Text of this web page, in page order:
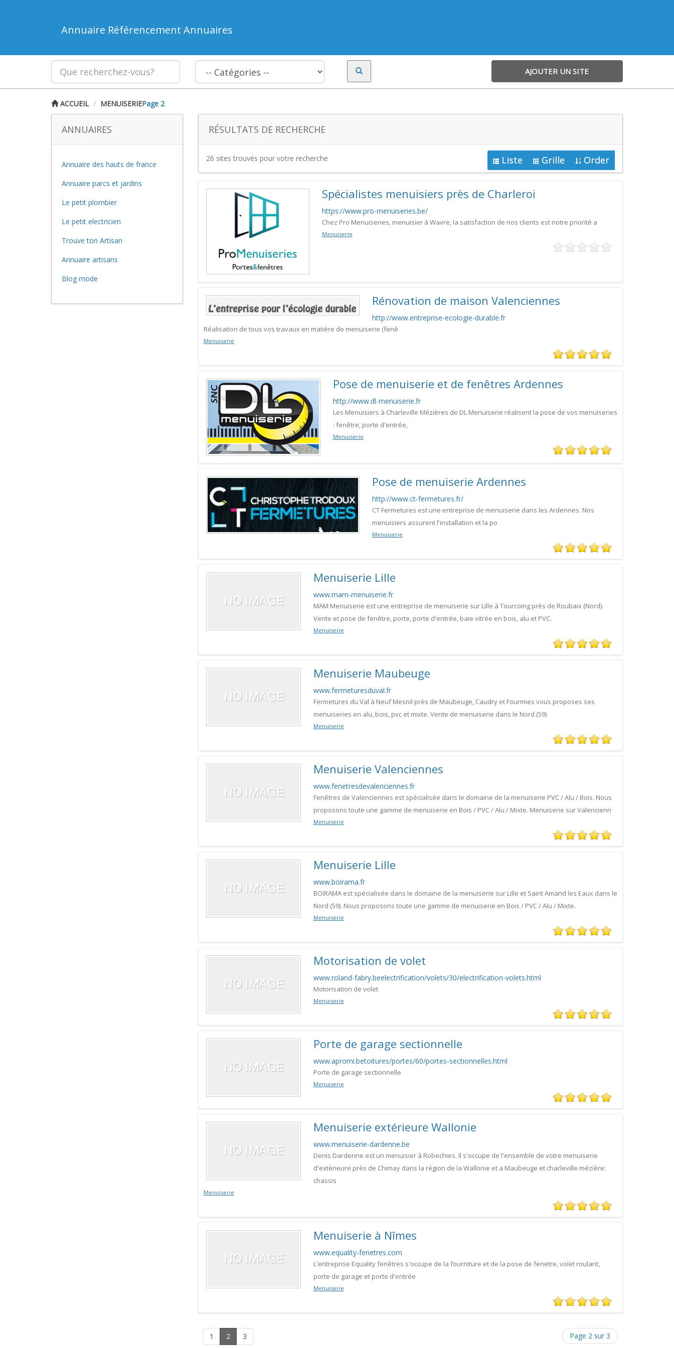
Annuaire Référencement Annuaires
AJOUTER UN SITE
ACCUEIL MENUISERIEPage 2
ANNUAIRES
Annuaire des hauts de france
Annuaire parcs et jardins
Le petit plombier
Le petit electricien
Trouve ton Artisan
Annuaire artisans
Blog mode
RÉSULTATS DE RECHERCHE
26 sites trouvés pour votre recherche Liste Grille Order
Spécialistes menuisiers près de Charleroi
https://www.pro-menuiseries.be/
Chez Pro Menuiseries, menuisier à Wavre, la satisfaction de nos clients est notre priorité a
Menuiserie
Rénovation de maison Valenciennes
http://www.entreprise-ecologie-durable.fr
Réalisation de tous vos travaux en matière de menuiserie (fenê
Menuiserie
Pose de menuiserie et de fenêtres Ardennes
http://www.dl-menuiserie.fr
Les Menuisiers à Charleville Mézières de DL Menuiserie réalisent la pose de vos menuiseries
: fenêtre, porte d'entrée,
Menuiserie
Pose de menuiserie Ardennes
http://www.ct-fermetures.fr/
CT Fermetures est une entreprise de menuiserie dans les Ardennes. Nos
menuisiers assurent l'installation et la po
Menuiserie
Menuiserie Lille
www.mam-menuiserie.fr
MAM Menuiserie est une entreprise de menuiserie sur Lille à Tourcoing près de Roubaix (Nord).
Vente et pose de fenêtre, porte, porte d'entrée, baie vitrée en bois, alu et PVC.
Menuiserie
Menuiserie Maubeuge
www.fermeturesduval.fr
Fermetures du Val à Neuf Mesnil près de Maubeuge, Caudry et Fourmies vous proposes ses
menuiseries en alu, bois, pvc et mixte. Vente de menuiserie dans le Nord (59)
Menuiserie
Menuiserie Valenciennes
www.fenetresdevalenciennes.fr
Fenêtres de Valenciennes est spécialisée dans le domaine de la menuiserie PVC / Alu / Bois. Nous
proposons toute une gamme de menuiserie en Bois / PVC / Alu / Mixte. Menuiserie sur Valencienn
Menuiserie
Menuiserie Lille
www.boirama.fr
BOIRAMA est spécialisée dans le domaine de la menuiserie sur Lille et Saint Amand les Eaux dans le
Nord (59). Nous proposons toute une gamme de menuiserie en Bois / PVC / Alu / Mixte.
Menuiserie
Motorisation de volet
www.roland-fabry.beelectrification/volets/30/electrification-volets.html
Motorisation de volet
Menuiserie
Porte de garage sectionnelle
www.apromi.betoitures/portes/60/portes-sectionnelles.html
Porte de garage sectionnelle
Menuiserie
Menuiserie extérieure Wallonie
www.menuiserie-dardenne.be
Denis Dardenne est un menuisier à Robechies. Il s'occupe de l'ensemble de votre menuiserie
d'extérieure près de Chimay dans la région de la Wallonie et a Maubeuge et charleville mézière:
chassis
Menuiserie
Menuiserie à Nîmes
www.equality-fenetres.com
L'entreprise Equality fenêtres s'occupe de la fourniture et de la pose de fenetre, volet roulant,
porte de garage et porte d'entrée
Menuiserie
1 2 3 Page 2 sur 3